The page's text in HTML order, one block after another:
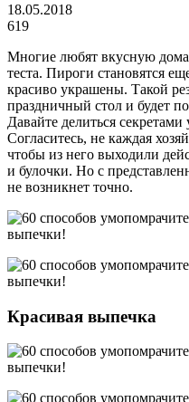
18.05.2018
619
Многие любят вкусную
теста. Пироги становятся
красиво украшены. Такой
праздничный стол и будет
Давайте делиться
Согласитесь, не каждая
чтобы из него выходили
и булочки. Но с
не возникнет точно.
Красивая выпечка